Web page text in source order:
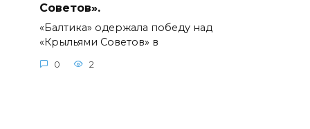
Советов».
«Балтика» одержала победу над
«Крыльями Советов» в
0 2